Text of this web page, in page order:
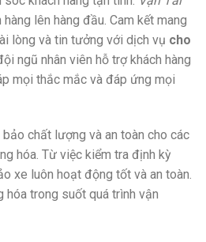
lên hàng đầu. Cam kết mang
lòng và tin tưởng với dịch vụ cho
ngũ nhân viên hỗ trợ khách hàng
mọi thắc mắc và đáp ứng mọi
chất lượng và an toàn cho các
hóa. Từ việc kiểm tra định kỳ
xe luôn hoạt động tốt và an toàn.
hóa trong suốt quá trình vận